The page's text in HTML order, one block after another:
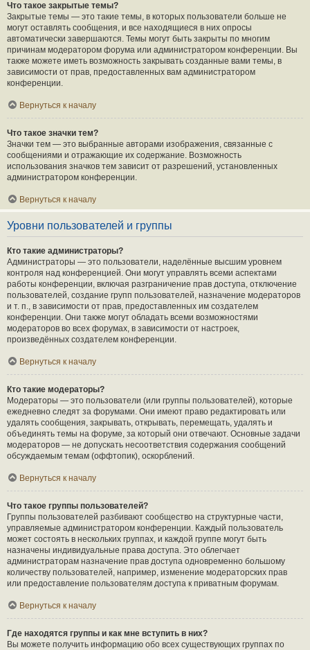
Что такое закрытые темы?
Закрытые темы — это такие темы, в которых пользователи больше не
могут оставлять сообщения, и все находящиеся в них опросы
автоматически завершаются. Темы могут быть закрыты по многим
причинам модератором форума или администратором конференции. Вы
также можете иметь возможность закрывать созданные вами темы, в
зависимости от прав, предоставленных вам администратором
конференции.
Вернуться к началу
Что такое значки тем?
Значки тем — это выбранные авторами изображения, связанные с
сообщениями и отражающие их содержание. Возможность
использования значков тем зависит от разрешений, установленных
администратором конференции.
Вернуться к началу
Уровни пользователей и группы
Кто такие администраторы?
Администраторы — это пользователи, наделённые высшим уровнем
контроля над конференцией. Они могут управлять всеми аспектами
работы конференции, включая разграничение прав доступа, отключение
пользователей, создание групп пользователей, назначение модераторов
и т. п., в зависимости от прав, предоставленных им создателем
конференции. Они также могут обладать всеми возможностями
модераторов во всех форумах, в зависимости от настроек,
произведённых создателем конференции.
Вернуться к началу
Кто такие модераторы?
Модераторы — это пользователи (или группы пользователей), которые
ежедневно следят за форумами. Они имеют право редактировать или
удалять сообщения, закрывать, открывать, перемещать, удалять и
объединять темы на форуме, за который они отвечают. Основные задачи
модераторов — не допускать несоответствия содержания сообщений
обсуждаемым темам (оффтопик), оскорблений.
Вернуться к началу
Что такое группы пользователей?
Группы пользователей разбивают сообщество на структурные части,
управляемые администратором конференции. Каждый пользователь
может состоять в нескольких группах, и каждой группе могут быть
назначены индивидуальные права доступа. Это облегчает
администраторам назначение прав доступа одновременно большому
количеству пользователей, например, изменение модераторских прав
или предоставление пользователям доступа к приватным форумам.
Вернуться к началу
Где находятся группы и как мне вступить в них?
Вы можете получить информацию обо всех существующих группах по